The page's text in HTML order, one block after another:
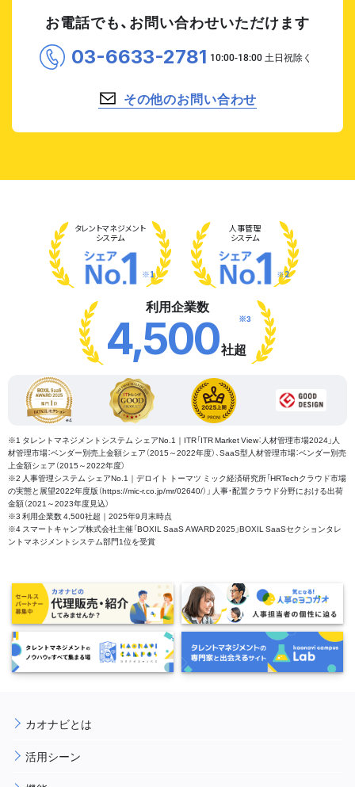
お電話でも、お問い合わせいただけます
03-6633-2781
その他のお問い合わせ
タレントマネジメント
システム
※1
人事管理
システム
※2
利用企業数
4,500社超
※3
※1 タレントマネジメントシステム シェアNo.1｜ITR「ITR Market View：人材管理市場2024」人
材管理市場：ベンダー別売上金額シェア（2015～2022年度）、SaaS型人材管理市場：ベンダー別売
上金額シェア（2015～2022年度）
※2 人事管理システム シェアNo.1｜デロイト トーマツ ミック経済研究所「HRTechクラウド市場
の実態と展望2022年度版（https://mic-r.co.jp/mr/02640/）」 人事・配置クラウド分野における出荷
金額（2021～2023年度見込）
※3 利用企業数 4,500社超｜2025年9月末時点
※4 スマートキャンプ株式会社主催「BOXIL SaaS AWARD 2025」BOXIL SaaSセクションタレ
ントマネジメントシステム部門1位を受賞
カオナビとは
活用シーン